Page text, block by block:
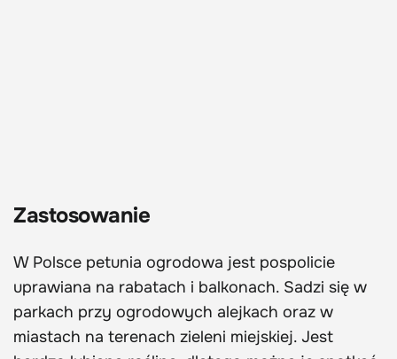
Zastosowanie
W Polsce petunia ogrodowa jest pospolicie
uprawiana na rabatach i balkonach. Sadzi się w
parkach przy ogrodowych alejkach oraz w
miastach na terenach zieleni miejskiej. Jest